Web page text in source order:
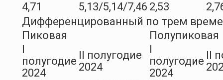
4,71
5,13/5,14/7,46 2,53
Дифференцированный по трем
Пиковая
Полупиковая
полугодие
2024
II полугодие
2024
полугодие
2024
II